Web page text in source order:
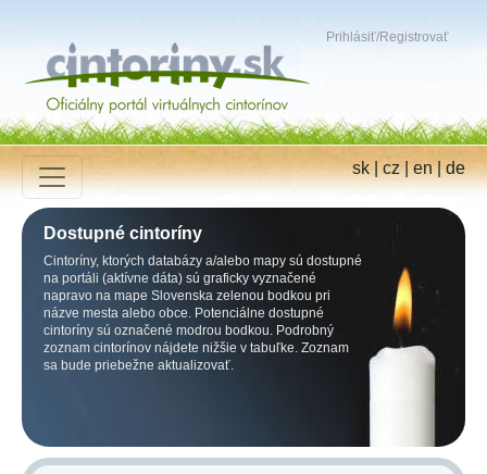
Prihlásiť/Registrovať
sk|cz|en|de
Dostupné cintoríny
Cintoríny, ktorých databázy a/alebo mapy sú dostupné
na portáli (aktívne dáta) sú graficky vyznačené
napravo na mape Slovenska zelenou bodkou pri
názve mesta alebo obce. Potenciálne dostupné
cintoríny sú označené modrou bodkou. Podrobný
zoznam cintorínov nájdete nižšie v tabuľke. Zoznam
sa bude priebežne aktualizovať.